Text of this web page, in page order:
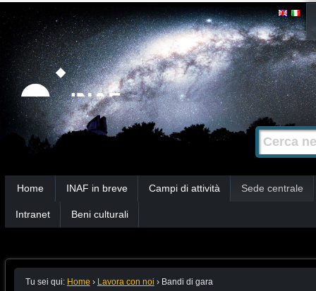
Strumenti
personali
Salta
contenuti.
|
Salta
alla
navigazione
Cerca nel
Ricerca
avanzata…
Home INAF in breve Campi di attività Sede centrale
Intranet Beni culturali
Tu sei qui: Home › Lavora con noi › Bandi di gara